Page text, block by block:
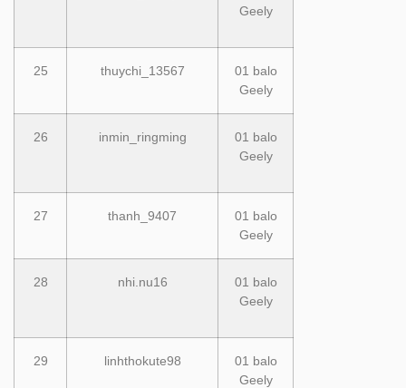
Geely
25 thuychi_13567
01 balo
Geely
26 inmin_ringming
01 balo
Geely
27 thanh_9407
01 balo
Geely
28 nhi.nu16
01 balo
Geely
29 linhthokute98
01 balo
Geely